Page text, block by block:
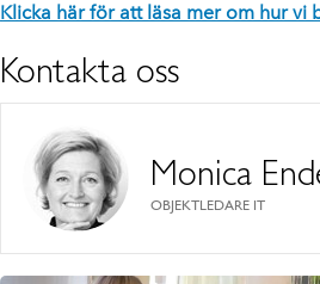
Klicka här för att läsa mer om hur vi
Kontakta oss
Monica
OBJEKTLEDARE IT